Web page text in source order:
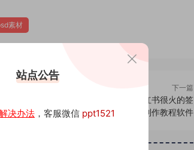
素材
下一篇
材源码模板源文件 QQ微信抖音快手小红书很火的签
名百家姓氏头像制作教程软件
站点公告
决办法 ，客服微信 ppt1521